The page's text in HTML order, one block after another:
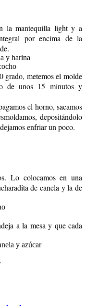
la mantequilla light y a
por encima de la
grado, metemos el molde
de unos 15 minutos y
el horno, sacamos
depositándolo
enfriar un poco.
Lo colocamos en una
de canela y la de
a la mesa y que cada